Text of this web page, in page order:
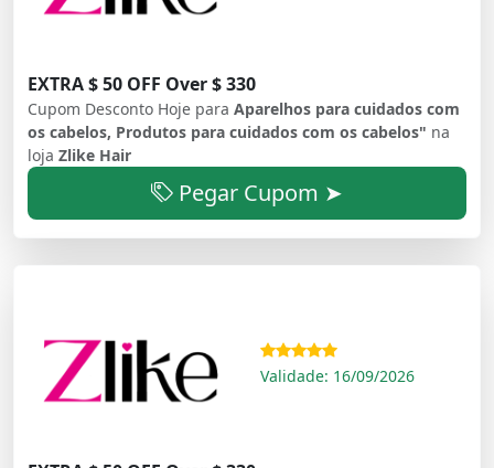
EXTRA $ 50 OFF Over $ 330
Cupom Desconto Hoje para Aparelhos para cuidados com
os cabelos, Produtos para cuidados com os cabelos" na
loja Zlike Hair
Pegar Cupom ➤
Validade: 16/09/2026